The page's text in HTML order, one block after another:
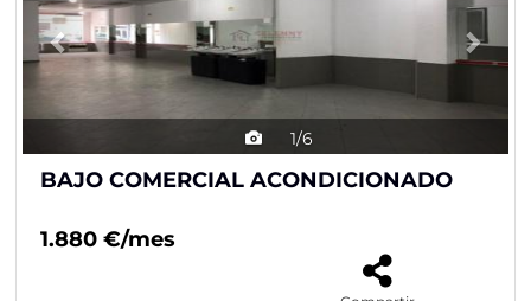
1/6
BAJO COMERCIAL ACONDICIONADO
1.880 €/mes